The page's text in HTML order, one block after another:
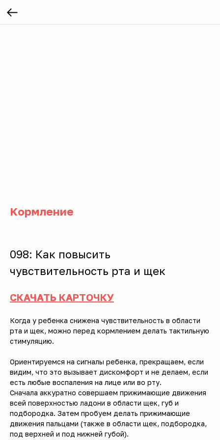
Кормление
098: Как повысить
чувствительность рта и щек
СКАЧАТЬ КАРТОЧКУ
Когда у ребенка снижена чувствительность в области
рта и щек, можно перед кормлением делать тактильную
стимуляцию.
Ориентируемся на сигналы ребенка, прекращаем, если
видим, что это вызывает дискомфорт и не делаем, если
есть любые воспаления на лице или во рту.
Сначала аккуратно совершаем прижимающие движения
всей поверхностью ладони в области щек, губ и
подбородка. Затем пробуем делать прижимающие
движения пальцами (также в области щек, подбородка,
под верхней и под нижней губой).